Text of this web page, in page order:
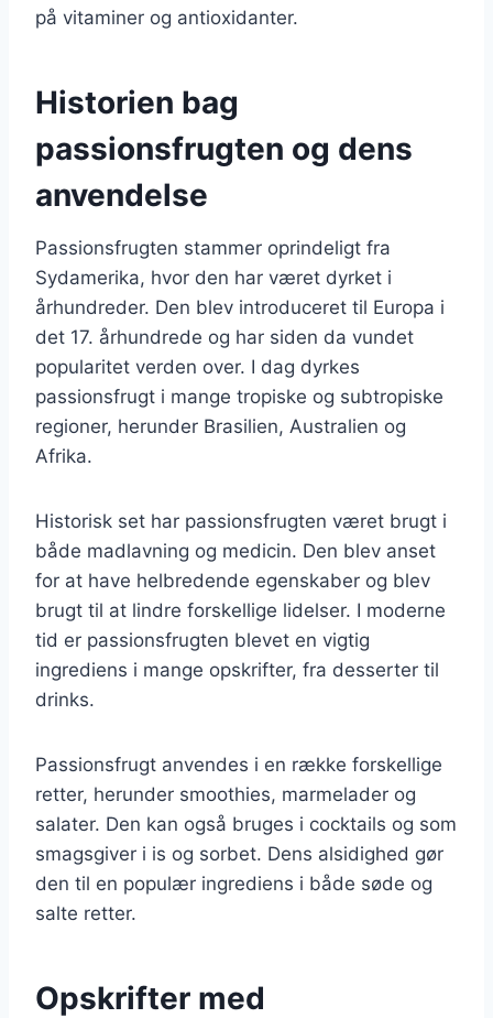
på vitaminer og antioxidanter.
Historien bag
passionsfrugten og dens
anvendelse
Passionsfrugten stammer oprindeligt fra
Sydamerika, hvor den har været dyrket i
århundreder. Den blev introduceret til Europa i
det 17. århundrede og har siden da vundet
popularitet verden over. I dag dyrkes
passionsfrugt i mange tropiske og subtropiske
regioner, herunder Brasilien, Australien og
Afrika.
Historisk set har passionsfrugten været brugt i
både madlavning og medicin. Den blev anset
for at have helbredende egenskaber og blev
brugt til at lindre forskellige lidelser. I moderne
tid er passionsfrugten blevet en vigtig
ingrediens i mange opskrifter, fra desserter til
drinks.
Passionsfrugt anvendes i en række forskellige
retter, herunder smoothies, marmelader og
salater. Den kan også bruges i cocktails og som
smagsgiver i is og sorbet. Dens alsidighed gør
den til en populær ingrediens i både søde og
salte retter.
Opskrifter med